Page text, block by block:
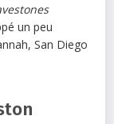
un peu
San Diego